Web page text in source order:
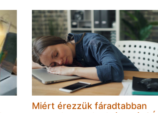
Miért érezzük fáradtabban